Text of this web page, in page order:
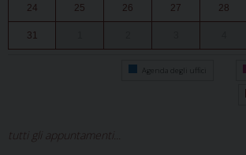
24 25 26 27 28
31
Agenda degli uffici
tutti gli appuntamenti...